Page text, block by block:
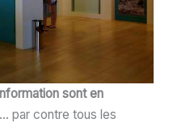
sont en
par contre tous les